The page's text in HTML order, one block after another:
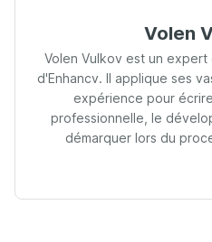
Volen
Volen Vulkov est un
d'Enhancv. Il applique ses
expérience pour
professionnelle, le
démarquer lors du